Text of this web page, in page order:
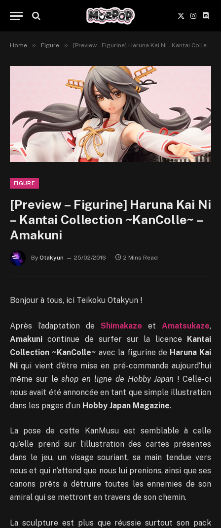
X
(Twitter)
Home » Figure » [Preview – Figurine] Haruna Kai Ni – Kantai Collection ~KanColle~ – Amakuni
FIGURE
[Preview – Figurine] Haruna Kai Ni
– Kantai Collection ~KanColle~ –
Amakuni
By Otakyun 25/02/2016 2 Mins Read
Bonjour à tous, ici Teikoku Otakyun !
Après l’adaptation de Shimakaze et Amatsukaze,
Amakuni continue de surfer sur la licence Kantai
Collection ~KanColle~avec la figurine de Haruna Kai
Ni qui vient d’être mise en pré-commande aujourd’hui
même sur leshop en ligne de Hobby Japan ! Celle-ci
nous avait été annoncée en tant que simple illustration
dans les pages d’un Hobby Japan Magazine.
La pose de cette KanMusu est semblable à celle
qu’elle prend sur l’illustration des cartes présentes
dans le jeu, un visage souriant, sa main tendue vers
nous et qui n’attend que nous lui prenions, ainsi que ses
canons prêts à détruire toutes les ennemies de son
amiral qui se mettront en travers de son chemin.
La sculpture est plus que réussie surtout son pack